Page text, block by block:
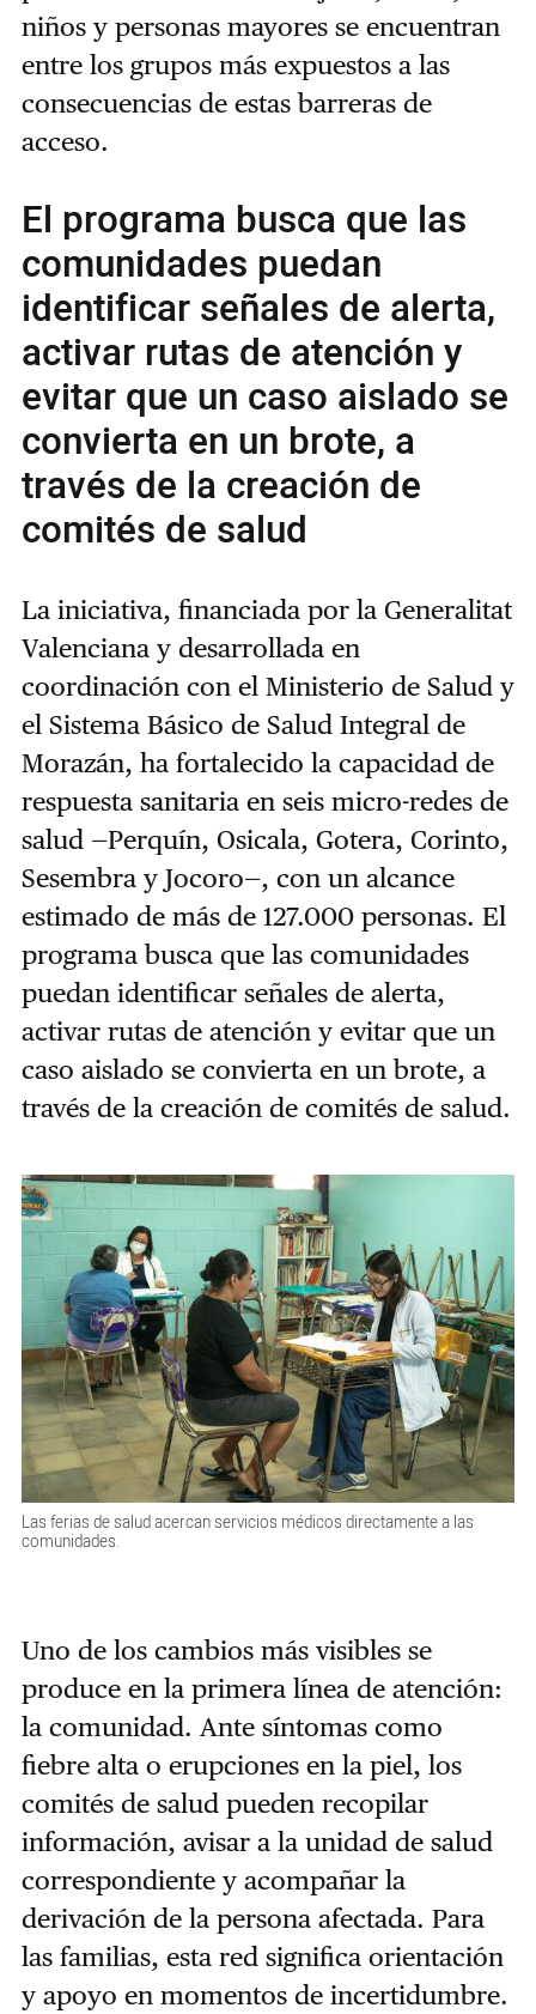
niños y personas mayores se encuentran
entre los grupos más expuestos a las
consecuencias de estas barreras de
acceso.
El programa busca que las
comunidades puedan
identificar señales de alerta,
activar rutas de atención y
evitar que un caso aislado se
convierta en un brote, a
través de la creación de
comités de salud
La iniciativa, financiada por la Generalitat
Valenciana y desarrollada en
coordinación con el Ministerio de Salud y
el Sistema Básico de Salud Integral de
Morazán, ha fortalecido la capacidad de
respuesta sanitaria en seis micro-redes de
salud —Perquín, Osicala, Gotera, Corinto,
Sesembra y Jocoro—, con un alcance
estimado de más de 127.000 personas. El
programa busca que las comunidades
puedan identificar señales de alerta,
activar rutas de atención y evitar que un
caso aislado se convierta en un brote, a
través de la creación de comités de salud.
Las ferias de salud acercan servicios médicos directamente a las
comunidades.
Uno de los cambios más visibles se
produce en la primera línea de atención:
la comunidad. Ante síntomas como
fiebre alta o erupciones en la piel, los
comités de salud pueden recopilar
información, avisar a la unidad de salud
correspondiente y acompañar la
derivación de la persona afectada. Para
las familias, esta red significa orientación
y apoyo en momentos de incertidumbre.